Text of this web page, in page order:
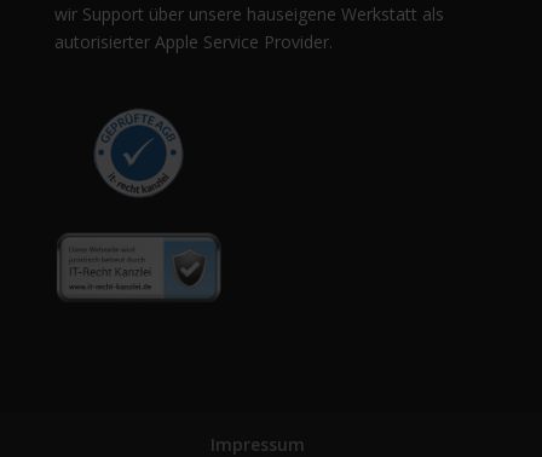
wir Support über unsere hauseigene Werkstatt als
autorisierter Apple Service Provider.
Impressum